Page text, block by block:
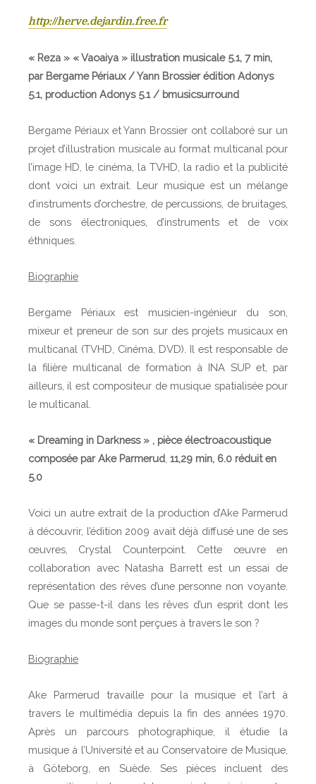
http://herve.dejardin.free.fr
« Reza » « Vaoaiya » illustration musicale 5.1, 7 min,
par Bergame Périaux / Yann Brossier édition Adonys
5.1, production Adonys 5.1 / bmusicsurround
Bergame Périaux et Yann Brossier ont collaboré sur un
projet d’illustration musicale au format multicanal pour
l’image HD, le cinéma, la TVHD, la radio et la publicité
dont voici un extrait. Leur musique est un mélange
d’instruments d’orchestre, de percussions, de bruitages,
de sons électroniques, d’instruments et de voix
éthniques.
Biographie
Bergame Périaux est musicien-ingénieur du son,
mixeur et preneur de son sur des projets musicaux en
multicanal (TVHD, Cinéma, DVD). Il est responsable de
la filière multicanal de formation à INA SUP et, par
ailleurs, il est compositeur de musique spatialisée pour
le multicanal.
« Dreaming in Darkness » , pièce électroacoustique
composée par Ake Parmerud 11,29 min, 6.0 réduit en
5.0
Voici un autre extrait de la production d’Ake Parmerud
à découvrir, l’édition 2009 avait déjà diffusé une de ses
œuvres, Crystal Counterpoint. Cette œuvre en
collaboration avec Natasha Barrett est un essai de
représentation des rêves d’une personne non voyante.
Que se passe-t-il dans les rêves d’un esprit dont les
images du monde sont perçues à travers le son ?
Biographie
Ake Parmerud travaille pour la musique et l’art à
travers le multimédia depuis la fin des années 1970.
Après un parcours photographique, il étudie la
musique à l’Université et au Conservatoire de Musique,
à Göteborg, en Suède. Ses pièces incluent des